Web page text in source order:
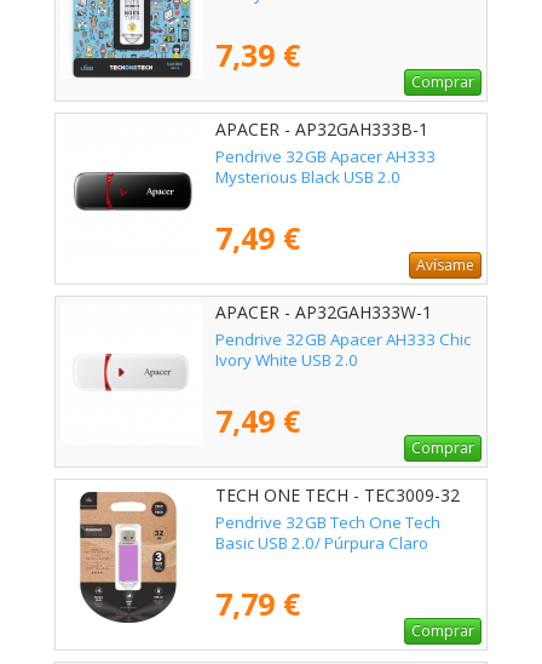
7,39 €
Comprar
APACER - AP32GAH333B-1
Pendrive 32GB Apacer AH333
Mysterious Black USB 2.0
7,49 €
Avísame
APACER - AP32GAH333W-1
Pendrive 32GB Apacer AH333 Chic
Ivory White USB 2.0
7,49 €
Comprar
TECH ONE TECH - TEC3009-32
Pendrive 32GB Tech One Tech
Basic USB 2.0/ Púrpura Claro
7,79 €
Comprar